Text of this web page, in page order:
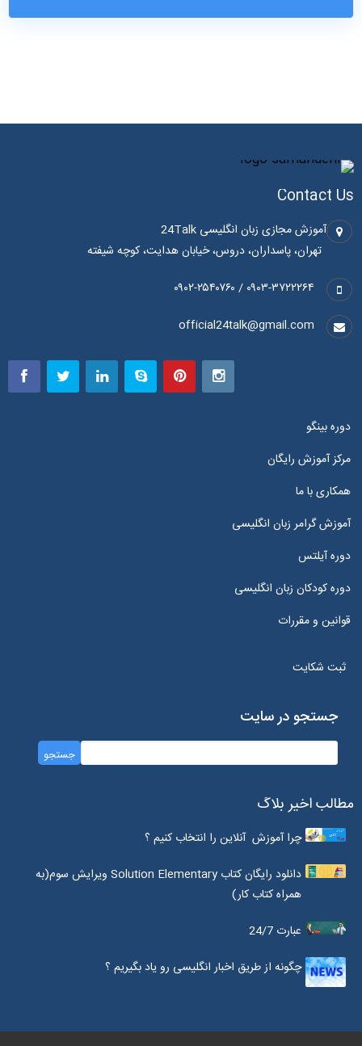
Contact Us
آموزش مجازی زبان انگلیسی 24Talk
تهران، پاسداران، دروس، خیابان هدایت، کوچه شیفته
۰۹۰۳-۳۷۲۲۲۶۴ / ۰۹۰۲-۲۵۴۰۷۶۰
official24talk@gmail.com
دوره بینگو
مرکز آموزش رایگان
همکاری با ما
آموزش گرامر زبان انگلیسی
دوره آیلتس
دوره کودکان زبان انگلیسی
قوانین و مقررات
ثبت شکایت
جستجو در سایت
مطالب اخیر بلاگ
چرا آموزش آنلاین را انتخاب کنیم ؟
دانلود رایگان کتاب Solution Elementary ویرایش سوم(به
همراه کتاب کار)
عبارت 24/7
چگونه از طریق اخبار انگلیسی رو یاد بگیریم ؟